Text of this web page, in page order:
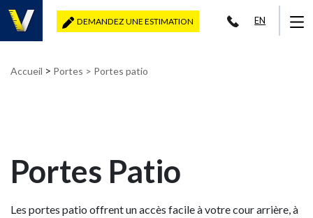
DEMANDEZ UNE ESTIMATION EN
Accueil > Portes > Portes patio
Portes Patio
Les portes patio offrent un accès facile à votre cour arrière, à